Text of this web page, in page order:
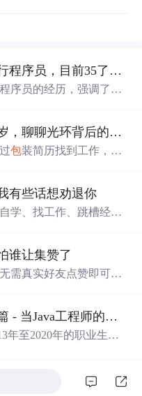
知乎高赞：31岁零基础转行程序员，目前35了，网友：
序员的经历，强调了自
和目标。
31岁转行写代码，现在34岁，聊聊光环背后的阴影
包装简历找到工作，后
频教程等。
有些话想劝退你
学、找工作、跳槽经
多岁想转行程序员且
习资源。
谁让集赞了
需真实好友点赞即可快
又隐私安全。
《源码阅读》专栏系列开篇 - 当Java工程师的这几年
年至2020年的职业生涯